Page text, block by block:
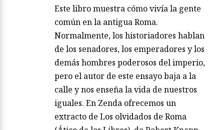
Este libro muestra cómo vivía la gente
común en la antigua Roma.
Normalmente, los historiadores hablan
de los senadores, los emperadores y los
demás hombres poderosos del imperio,
pero el autor de este ensayo baja a la
calle y nos enseña la vida de nuestros
iguales. En Zenda ofrecemos un
extracto de Los olvidados de Roma